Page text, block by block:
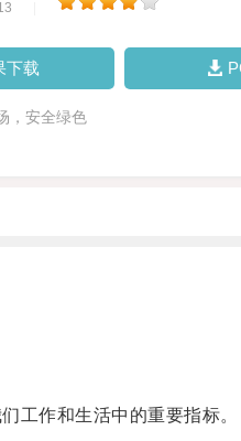
下载
，安全绿色
作和生活中的重要指标。